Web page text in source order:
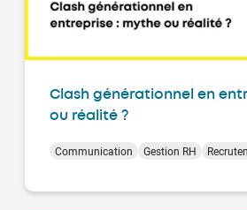
Clash générationnel en
ou réalité ?
Communication Gestion RH